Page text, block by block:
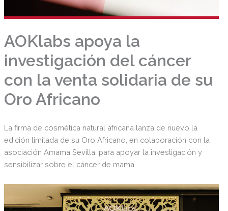
AOKlabs apoya la
investigación del cáncer
con la venta solidaria de su
Oro Africano
La firma de cosmética natural africana lanza de nuevo la
edición limitada de su Oro Africano, en colaboración con la
asociación Amama Sevilla, para apoyar la investigación y
sensibilizar sobre el cáncer de mama.